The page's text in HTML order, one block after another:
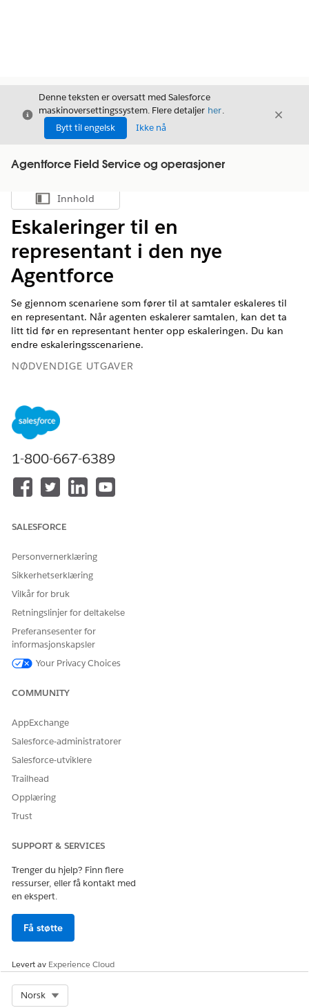
Avslutt
Denne teksten er oversatt med Salesforce
maskinoversettingssystem. Flere detaljer her.
Bytt til engelsk
Ikke nå
Avslutt
Agentforce Field Service og operasjoner
Vis innholdsfortegnelse
Innhold
Eskaleringer til en
representant i den nye
Agentforce
Se gjennom scenariene som fører til at samtaler eskaleres til
en representant. Når agenten eskalerer samtalen, kan det ta
litt tid før en representant henter opp eskaleringen. Du kan
endre eskaleringsscenariene.
NØDVENDIGE UTGAVER
Tilgjengelig i
Developer
ServiceEdition.
Etikk:
stede på tidspunktet for tjenesten.
eller den mobile arbeiders virkemåte som er basert på
rase, kjønn, alder eller kan tolkes som diskriminerende,
støtende eller upassende.
Fullføringsfeil:
Kunden angir at den oppgitte adressen ikke er
nøyaktig eller oppgir en annen adresse.
Kundens adresse er ikke gyldig fordi kontakten ikke har
poststed og post gateadresse.
avtaledetaljene. Kunden ber for eksempel om at den
mobile arbeideren ikke ringer på klokken ved ankomst.
Avtalens klokkeslett kunne ikke oppdateres i henhold
til den valgte tidsluken.
planlegge avtalen.
Det oppstod en feil ved forsøk på kansellering av en
Avtaleinformasjon mangler eller er feil formatert.
Databeskyttelse:
Kunden ber om avtaleens ID.
Kunden forsøker å bruke bestemte åpningstider eller
planleggingspolicy.
arbeidstypenavn.
Kunden ber om å endre avtalens arbeidstype,
ankomsttid eller ankomstvindu.
1-800-667-6389
SALESFORCE
Personvernerklæring
Sikkerhetserklæring
Vilkår for bruk
Retningslinjer for deltakelse
Preferansesenter for
informasjonskapsler
Your Privacy Choices
COMMUNITY
AppExchange
Salesforce-administratorer
Salesforce-utviklere
Trailhead
Opplæring
Trust
SUPPORT & SERVICES
Trenger du hjelp? Finn flere
ressurser, eller få kontakt med
en ekspert.
Få støtte
Levert av Experience Cloud
Norsk